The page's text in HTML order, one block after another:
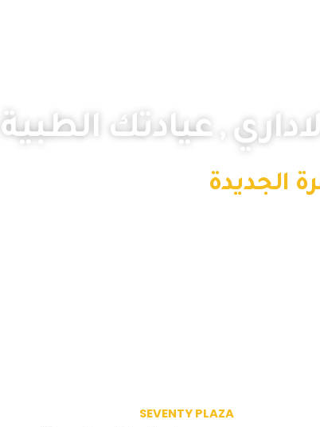
, عيادتك الطبية
الجديدة
SEVENTY PLAZA